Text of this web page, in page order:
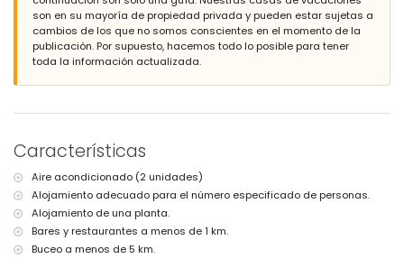
villa)
segundo aeropuerto más cercano: Valencia (> 100 kilómetros)
mascotas permitidas
El alojamiento es muy adecuado para familias con niños
Servicios e instalaciones incluidos en el precio del alquiler de la
aspiradora, plancha y tabla de planchar
ropa de cama y toallas
Servicios e instalaciones con cargo adicional
calefacción central y aire acondicionado
Entretenimiento y actividades de ocio para sus vacaciones en
Benissa, Costa Blanca
son en su mayoría de propiedad privada y pueden estar sujetas a
cambios de los que no somos conscientes en el momento de la
publicación. Por supuesto, hacemos todo lo posible para tener
toda la información actualizada.
Características
Aire acondicionado (2 unidades)
Alojamiento adecuado para el número especificado de personas.
Alojamiento de una planta.
Bares y restaurantes a menos de 1 km.
Buceo a menos de 5 km.